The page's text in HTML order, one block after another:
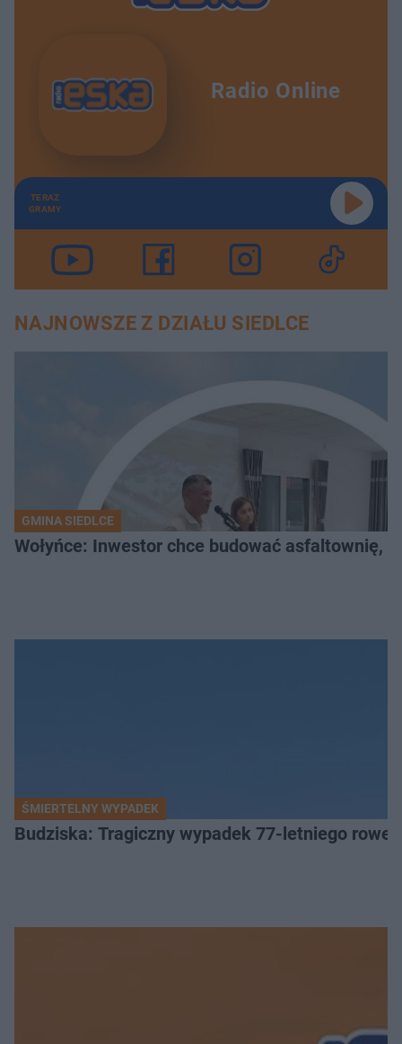
Radio Online
TERAZ
GRAMY
NAJNOWSZE Z DZIAŁU SIEDLCE
GMINA SIEDLCE
Wołyńce: Inwestor chce budować asfaltownię,
ŚMIERTELNY WYPADEK
Budziska: Tragiczny wypadek 77-letniego